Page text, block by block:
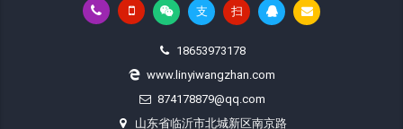
支 扫
18653973178
www.linyiwangzhan.com
874178879@qq.com
山东省临沂市北城新区南京路